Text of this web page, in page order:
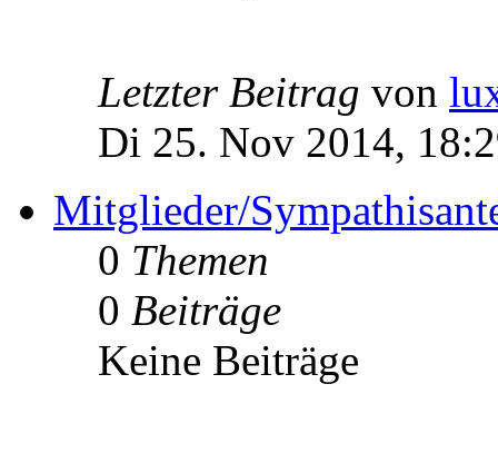
Letzter Beitrag von
Di 25. Nov 2014,
Mitglieder/
0 Themen
0 Beiträge
Keine Beiträge